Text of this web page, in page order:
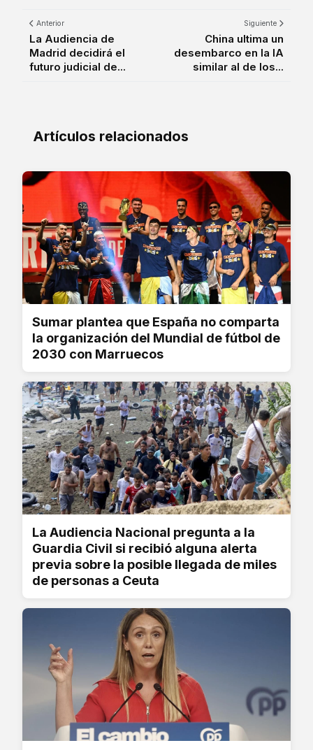
Anterior
La Audiencia de
Madrid decidirá el
futuro judicial de...
Siguiente
China ultima un
desembarco en la IA
similar al de los...
Artículos relacionados
Sumar plantea que España no comparta
la organización del Mundial de fútbol de
2030 con Marruecos
La Audiencia Nacional pregunta a la
Guardia Civil si recibió alguna alerta
previa sobre la posible llegada de miles
de personas a Ceuta